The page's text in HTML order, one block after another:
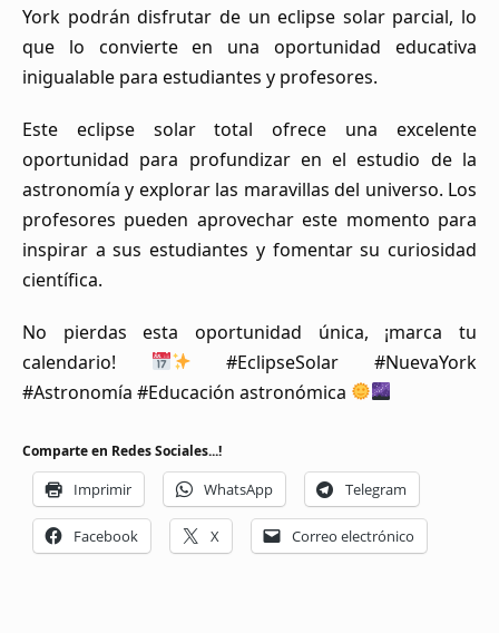
York podrán disfrutar de un eclipse solar parcial, lo
que lo convierte en una oportunidad educativa
inigualable para estudiantes y profesores.
Este eclipse solar total ofrece una excelente
oportunidad para profundizar en el estudio de la
astronomía y explorar las maravillas del universo. Los
profesores pueden aprovechar este momento para
inspirar a sus estudiantes y fomentar su curiosidad
científica.
No pierdas esta oportunidad única, ¡marca tu
calendario!
#EclipseSolar #NuevaYork
#Astronomía #Educación astronómica
Comparte en Redes Sociales...!
Imprimir WhatsApp Telegram
Facebook X Correo electrónico